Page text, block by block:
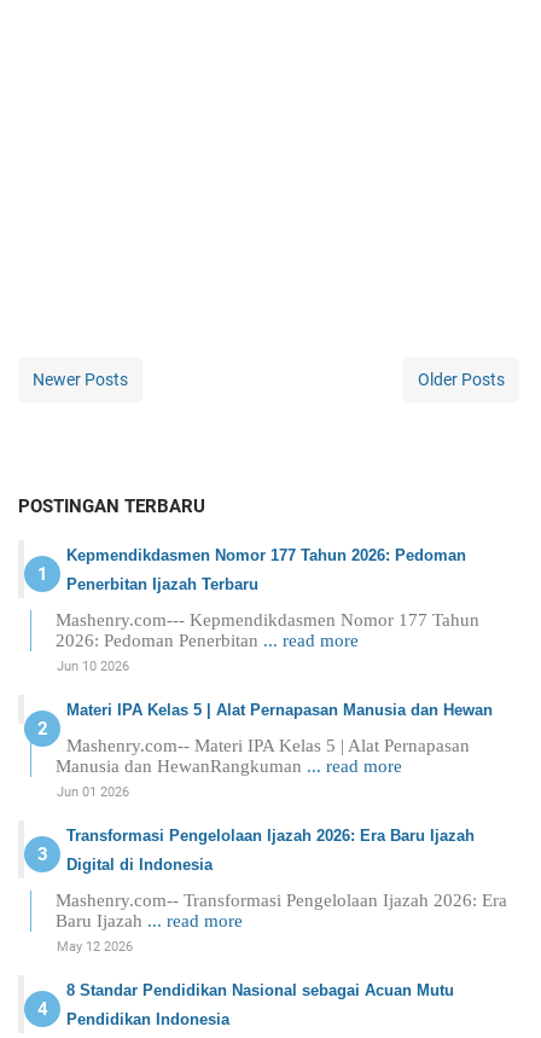
Newer Posts Older Posts
POSTINGAN TERBARU
Kepmendikdasmen Nomor 177 Tahun 2026: Pedoman
Penerbitan Ijazah Terbaru
Mashenry.com--- Kepmendikdasmen Nomor 177 Tahun
2026: Pedoman Penerbitan ... read more
Jun 10 2026
Materi IPA Kelas 5 | Alat Pernapasan Manusia dan Hewan
Mashenry.com-- Materi IPA Kelas 5 | Alat Pernapasan
Manusia dan HewanRangkuman ... read more
Jun 01 2026
Transformasi Pengelolaan Ijazah 2026: Era Baru Ijazah
Digital di Indonesia
Mashenry.com-- Transformasi Pengelolaan Ijazah 2026: Era
Baru Ijazah ... read more
May 12 2026
8 Standar Pendidikan Nasional sebagai Acuan Mutu
Pendidikan Indonesia